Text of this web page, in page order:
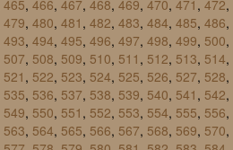
465, 466, 467, 468, 469, 470, 471 , 472,
479, 480, 481 , 482, 483, 484, 485, 486,
493, 494, 495, 496, 497, 498, 499, 500,
507, 508, 509, 510, 511 , 512, 513, 514,
521 , 522, 523, 524, 525, 526, 527, 528,
535, 536, 537, 538, 539, 540, 541 , 542,
549, 550, 551 , 552, 553, 554, 555, 556,
563, 564, 565, 566, 567, 568, 569, 570,